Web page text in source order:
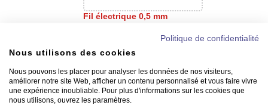
Fil électrique 0,5 mm
Politique de confidentialité
Nous utilisons des cookies
Nous pouvons les placer pour analyser les données de nos visiteurs,
améliorer notre site Web, afficher un contenu personnalisé et vous faire vivre
une expérience inoubliable. Pour plus d'informations sur les cookies que
nous utilisons, ouvrez les paramètres.